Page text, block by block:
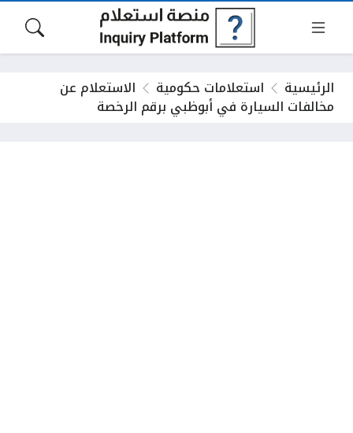
الرئيسية استعلامات حكومية الاستعلام عن
مخالفات السيارة في أبوظبي برقم الرخصة